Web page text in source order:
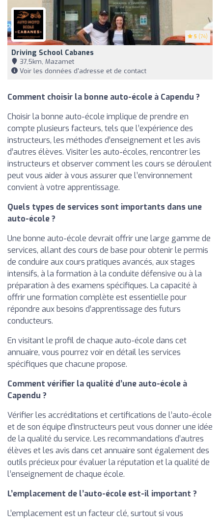
5 (74)
Driving School Cabanes
37,5km, Mazamet
Voir les données d'adresse et de contact
Comment choisir la bonne auto-école à Capendu ?
Choisir la bonne auto-école implique de prendre en
compte plusieurs facteurs, tels que l’expérience des
instructeurs, les méthodes d’enseignement et les avis
d’autres élèves. Visiter les auto-écoles, rencontrer les
instructeurs et observer comment les cours se déroulent
peut vous aider à vous assurer que l’environnement
convient à votre apprentissage.
Quels types de services sont importants dans une
auto-école ?
Une bonne auto-école devrait offrir une large gamme de
services, allant des cours de base pour obtenir le permis
de conduire aux cours pratiques avancés, aux stages
intensifs, à la formation à la conduite défensive ou à la
préparation à des examens spécifiques. La capacité à
offrir une formation complète est essentielle pour
répondre aux besoins d’apprentissage des futurs
conducteurs.
En visitant le profil de chaque auto-école dans cet
annuaire, vous pourrez voir en détail les services
spécifiques que chacune propose.
Comment vérifier la qualité d’une auto-école à
Capendu ?
Vérifier les accréditations et certifications de l’auto-école
et de son équipe d’instructeurs peut vous donner une idée
de la qualité du service. Les recommandations d’autres
élèves et les avis dans cet annuaire sont également des
outils précieux pour évaluer la réputation et la qualité de
l’enseignement de chaque école.
L’emplacement de l’auto-école est-il important ?
L’emplacement est un facteur clé, surtout si vous